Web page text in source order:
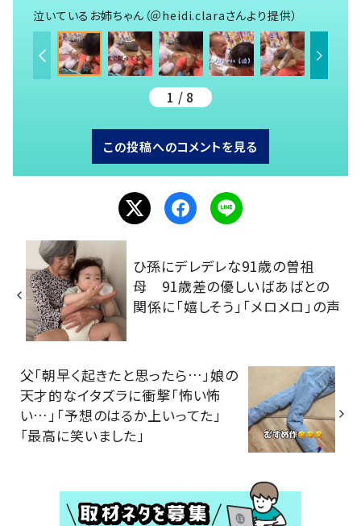
泣いているお姉ちゃん（＠heidi.claraさんより提供）
1 / 8
この投稿へのコメントを見る
ひ孫にデレデレな91歳の曽祖
母 91歳差の優しいばあばとの
関係に「嬉しそう」「メロメロ」の声
父「朝早く起きたと思ったら…」娘の
天才的なイタズラに衝撃「怖い怖
い…」「予想のはるか上いってた」
「最高に笑いました」